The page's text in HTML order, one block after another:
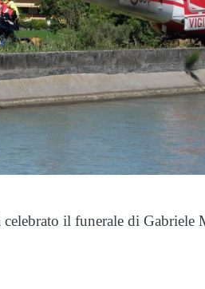
il funerale di Gabriele